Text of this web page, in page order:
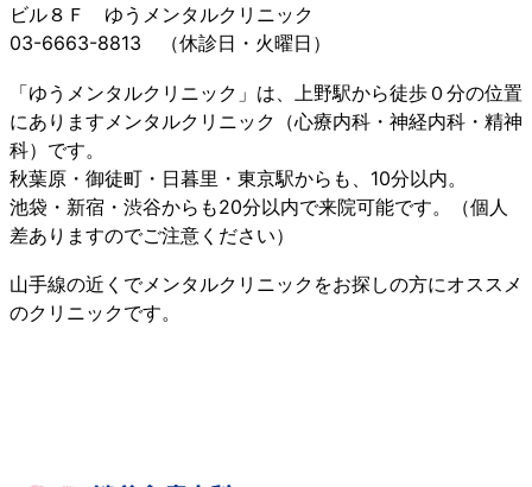
ビル８Ｆ ゆうメンタルクリニック
03-6663-8813 （休診日・火曜日）
「ゆうメンタルクリニック」は、上野駅から徒歩０分の位置
にありますメンタルクリニック（心療内科・神経内科・精神
科）です。
秋葉原・御徒町・日暮里・東京駅からも、10分以内。
池袋・新宿・渋谷からも20分以内で来院可能です。（個人
差ありますのでご注意ください）
山手線の近くでメンタルクリニックをお探しの方にオススメ
のクリニックです。